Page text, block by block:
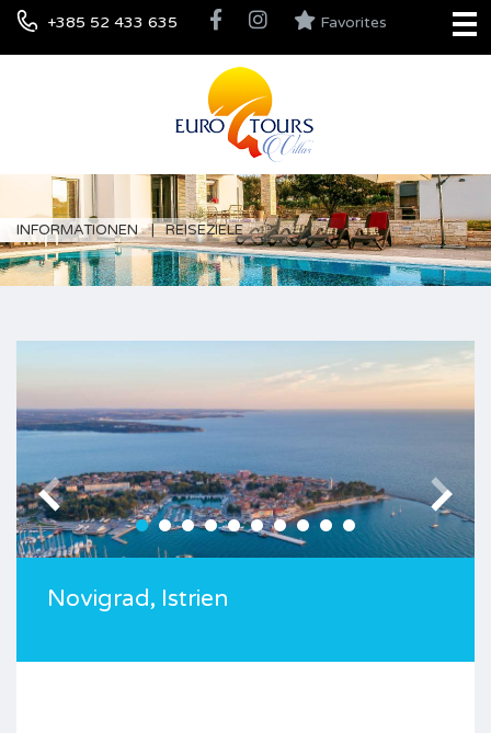
+385 52 433 635 Favorites
INFORMATIONEN REISEZIELE
Novigrad, Istrien